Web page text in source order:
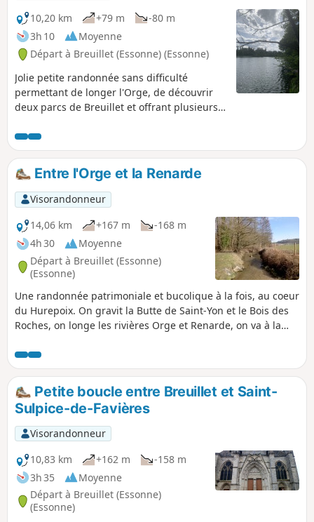
10,20 km
+79 m
-80 m
3h 10
Moyenne
Départ à Breuillet (Essonne) (Essonne)
Jolie petite randonnée sans difficulté
permettant de longer l'Orge, de découvrir
deux parcs de Breuillet et offrant plusieurs
Rémarde. Variée, pas mal d'ombre le long de
ce tracé accessible en RER .
Entre l'Orge et la Renarde
Visorandonneur
14,06 km
+167 m
-168 m
4h 30
Moyenne
Départ à Breuillet (Essonne)
(Essonne)
Une randonnée patrimoniale et bucolique à la fois, au coeur
du Hurepoix. On gravit la Butte de Saint-Yon et le Bois des
Roches, on longe les rivières Orge et Renarde, on va à la
superbe église Saint-Sulpice.
Petite boucle entre Breuillet et Saint-
Sulpice-de-Favières
Visorandonneur
10,83 km
+162 m
-158 m
3h 35
Moyenne
Départ à Breuillet (Essonne)
(Essonne)